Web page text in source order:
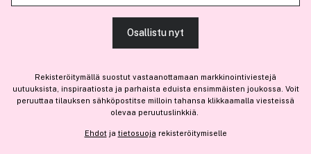
Jos haluat henkilökohtaista neuvoa ammattitason hiustuotteista,
Osallistu nyt
Rekisteröitymällä suostut vastaanottamaan markkinointiviestejä
uutuuksista, inspiraatiosta ja parhaista eduista ensimmäisten joukossa. Voit
peruuttaa tilauksen sähköpostitse milloin tahansa klikkaamalla viesteissä
olevaa peruutuslinkkiä.
Ehdotja tietosuoja rekisteröitymiselle